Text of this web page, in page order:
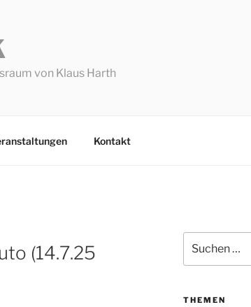
von Klaus Harth
Kontakt
(14.7.25
nach:
THEMEN